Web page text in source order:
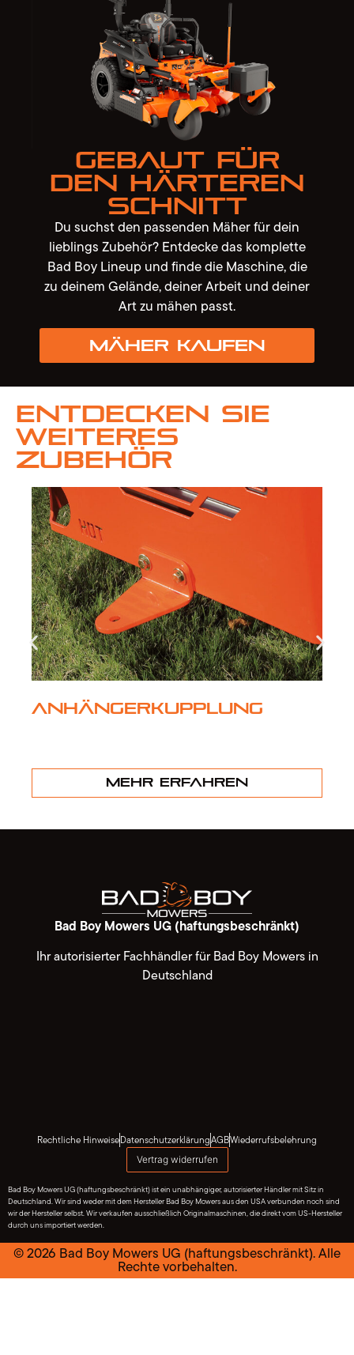
Gebaut für
den härteren
Schnitt
Du suchst den passenden Mäher für dein
lieblings Zubehör? Entdecke das komplette
Bad Boy Lineup und finde die Maschine, die
zu deinem Gelände, deiner Arbeit und deiner
Art zu mähen passt.
Mäher kaufen
Entdecken Sie
weiteres
Zubehör
Anhängerkupplung
Mehr erfahren
Bad Boy Mowers UG (haftungsbeschränkt)
Ihr autorisierter Fachhändler für Bad Boy Mowers in
Deutschland
Rechtliche HinweiseDatenschutzerklärungAGBWiederrufsbelehrung
Vertrag widerrufen
Bad Boy Mowers UG (haftungsbeschränkt) ist ein unabhängiger, autorisierter Händler mit Sitz in
Deutschland. Wir sind weder mit dem Hersteller Bad Boy Mowers aus den USA verbunden noch sind
wir der Hersteller selbst. Wir verkaufen ausschließlich Originalmaschinen, die direkt vom US-Hersteller
durch uns importiert werden.
© 2026 Bad Boy Mowers UG (haftungsbeschränkt). Alle
Rechte vorbehalten.